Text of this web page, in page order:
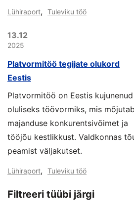
Lühiraport, Tuleviku töö
13.12
2025
Platvormitöö tegijate olukord
Eestis
Platvormitöö on Eestis kujunenud
oluliseks töövormiks, mis mõjutab
majanduse konkurentsivõimet ja
tööjõu kestlikkust. Valdkonnas
peamist väljakutset.
Lühiraport, Tuleviku töö
Filtreeri tüübi järgi